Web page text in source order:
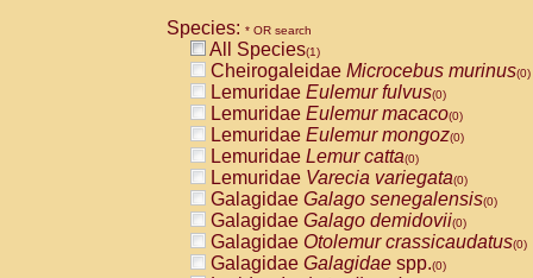
Species: * OR search
All Species(1)
Cheirogaleidae Microcebus murinus(0)
Lemuridae Eulemur fulvus(0)
Lemuridae Eulemur macaco(0)
Lemuridae Eulemur mongoz(0)
Lemuridae Lemur catta(0)
Lemuridae Varecia variegata(0)
Galagidae Galago senegalensis(0)
Galagidae Galago demidovii(0)
Galagidae Otolemur crassicaudatus(0)
Galagidae Galagidae spp.(0)